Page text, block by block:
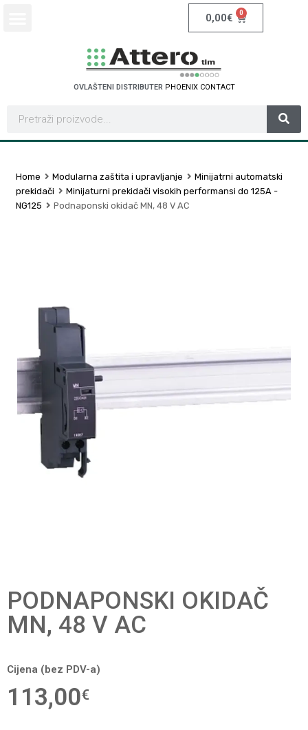
0,00€ 0
OVLAŠTENI DISTRIBUTER PHOENIX CONTACT
Home Modularna zaštita i upravljanje
Minijatrni automatski
prekidači
Minijaturni prekidači visokih performansi do 125A -
NG125
Podnaponski okidač MN, 48 V AC
PODNAPONSKI OKIDAČ
MN, 48 V AC
Cijena (bez PDV-a)
113,00€